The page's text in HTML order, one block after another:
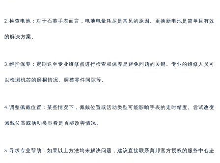
2.检查电池：对于石英手表而言，电池电量耗尽是常见的原因。更换新电池是简单且有效
的解决方案。
3.维护保养：定期送至专业维修点进行检查和保养是避免问题的关键。专业的维修人员可
以检测机芯的磨损情况、调整零件间隙等。
4.调整佩戴位置：某些情况下，佩戴位置或活动类型可能影响手表的走时精度。尝试改变
佩戴位置或活动类型看是否能改善情况。
5.寻求专业帮助：如果以上方法均未解决问题，建议直接联系萧邦官方授权的服务中心进